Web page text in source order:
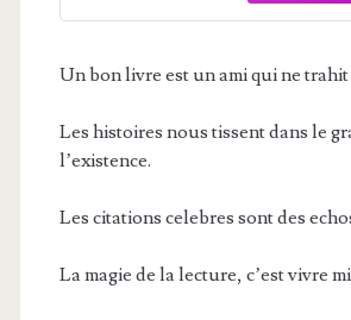
Un bon livre est un ami qui ne trahit
Les histoires nous tissent dans le
l’existence.
Les citations celebres sont des
La magie de la lecture, c’est vivre